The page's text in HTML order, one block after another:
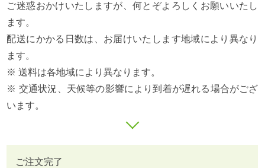
ご迷惑おかけいたしますが、何とぞよろしくお願いいたし
ます。
配送にかかる日数は、お届けいたします地域により異なり
ます。
※ 送料は各地域により異なります。
※ 交通状況、天候等の影響により到着が遅れる場合がござ
います。
ご注文完了